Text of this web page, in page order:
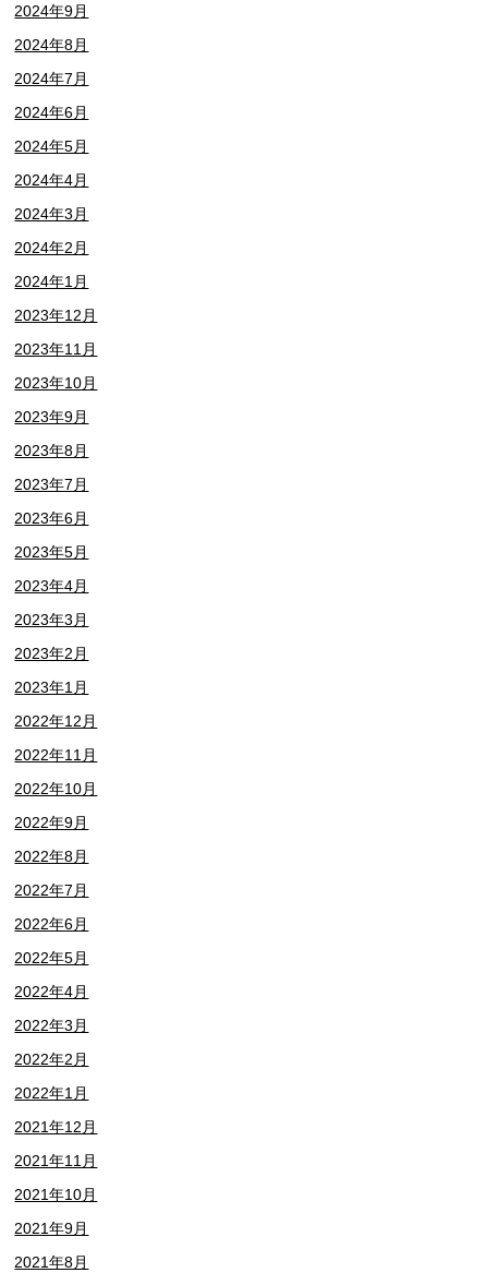
2024年9月
2024年8月
2024年7月
2024年6月
2024年5月
2024年4月
2024年3月
2024年2月
2024年1月
2023年12月
2023年11月
2023年10月
2023年9月
2023年8月
2023年7月
2023年6月
2023年5月
2023年4月
2023年3月
2023年2月
2023年1月
2022年12月
2022年11月
2022年10月
2022年9月
2022年8月
2022年7月
2022年6月
2022年5月
2022年4月
2022年3月
2022年2月
2022年1月
2021年12月
2021年11月
2021年10月
2021年9月
2021年8月